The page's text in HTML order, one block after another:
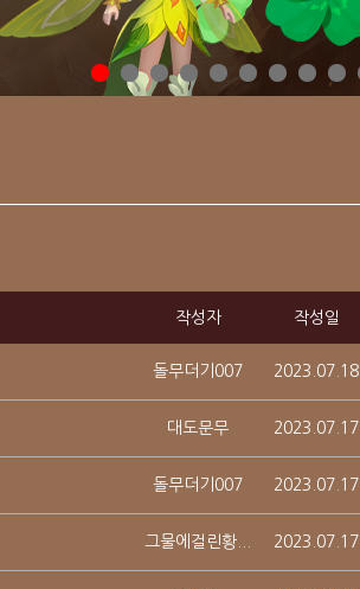
작성자 작성일
돌무더기007 2023.07.18
대도문무 2023.07.17
돌무더기007 2023.07.17
그물에걸린황... 2023.07.17